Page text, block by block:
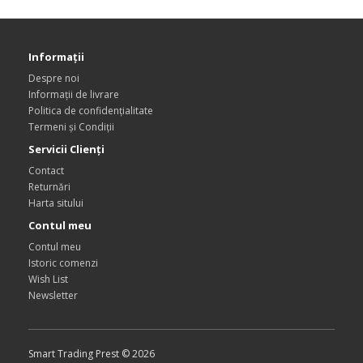
Informaţii
Despre noi
Informații de livrare
Politica de confidențialitate
Termeni și Condiții
Servicii Clienţi
Contact
Returnări
Harta sitului
Contul meu
Contul meu
Istoric comenzi
Wish List
Newsletter
Smart Trading Prest © 2026